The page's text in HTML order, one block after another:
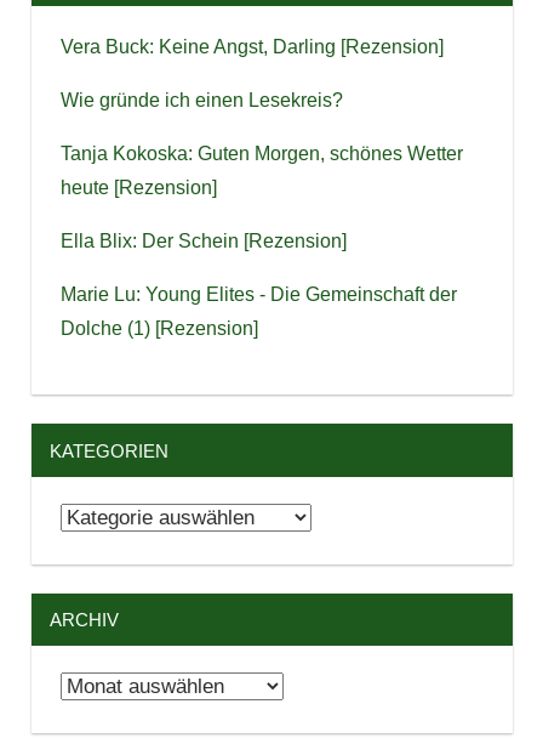
Vera Buck: Keine Angst, Darling [Rezension]
Wie gründe ich einen Lesekreis?
Tanja Kokoska: Guten Morgen, schönes Wetter
heute [Rezension]
Ella Blix: Der Schein [Rezension]
Marie Lu: Young Elites - Die Gemeinschaft der
Dolche (1) [Rezension]
KATEGORIEN
Kategorien
ARCHIV
Archiv